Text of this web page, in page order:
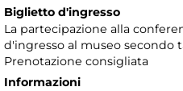
Biglietto d'ingresso
La partecipazione alla
d'ingresso al museo secondo
Prenotazione consigliata
Informazioni